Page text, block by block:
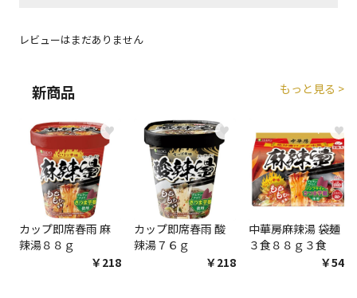
レビューはまだありません
新商品 もっと見る >
♥
カップ即席春雨 麻
辣湯８８ｇ
￥218
♥
カップ即席春雨 酸
辣湯７６ｇ
￥218
♥
中華房麻辣湯 袋麺
３食８８ｇ３食
￥548